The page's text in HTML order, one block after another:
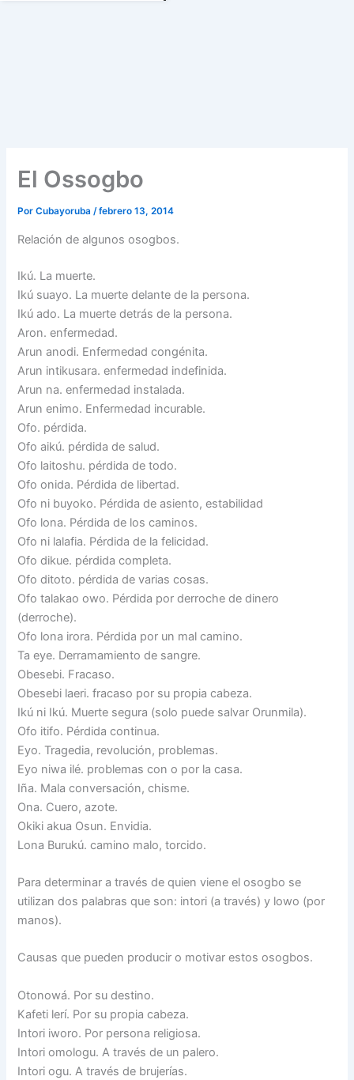
El Ossogbo
PorCubayoruba/febrero 13, 2014
Relación de algunos osogbos.
Ikú. La muerte.
Ikú suayo. La muerte delante de la persona.
Ikú ado. La muerte detrás de la persona.
Aron. enfermedad.
Arun anodi. Enfermedad congénita.
Arun intikusara. enfermedad indefinida.
Arun na. enfermedad instalada.
Arun enimo. Enfermedad incurable.
Ofo. pérdida.
Ofo aikú. pérdida de salud.
Ofo laitoshu. pérdida de todo.
Ofo onida. Pérdida de libertad.
Ofo ni buyoko. Pérdida de asiento, estabilidad
Ofo lona. Pérdida de los caminos.
Ofo ni lalafia. Pérdida de la felicidad.
Ofo dikue. pérdida completa.
Ofo ditoto. pérdida de varias cosas.
Ofo talakao owo. Pérdida por derroche de dinero
(derroche).
Ofo lona irora. Pérdida por un mal camino.
Ta eye. Derramamiento de sangre.
Obesebi. Fracaso.
Obesebi laeri. fracaso por su propia cabeza.
Ikú ni Ikú. Muerte segura (solo puede salvar Orunmila).
Ofo itifo. Pérdida continua.
Eyo. Tragedia, revolución, problemas.
Eyo niwa ilé. problemas con o por la casa.
Iña. Mala conversación, chisme.
Ona. Cuero, azote.
Okiki akua Osun. Envidia.
Lona Burukú. camino malo, torcido.
Para determinar a través de quien viene el osogbo se
utilizan dos palabras que son: intori (a través) y lowo (por
manos).
Causas que pueden producir o motivar estos osogbos.
Otonowá. Por su destino.
Kafeti lerí. Por su propia cabeza.
Intori iworo. Por persona religiosa.
Intori omologu. A través de un palero.
Intori ogu. A través de brujerías.